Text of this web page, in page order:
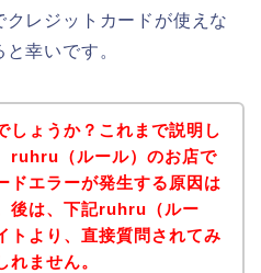
レジットカードが使えな
幸いです。
しょうか？これまで説明し
ruhru（ルール）のお店で
ドエラーが発生する原因は
後は、下記ruhru（ルー
トより、直接質問されてみ
れません。